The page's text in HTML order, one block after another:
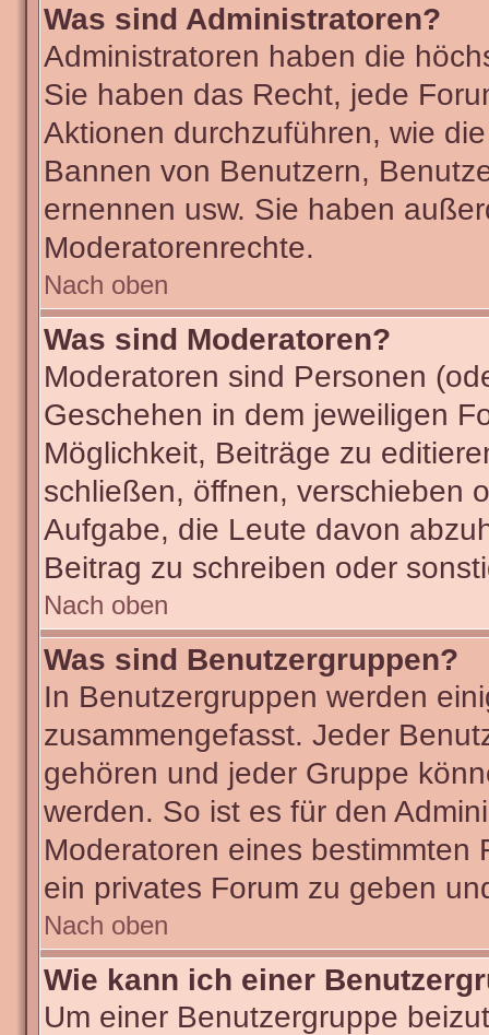
Was sind Administratoren?
Administratoren haben die
Sie haben das Recht, jede
Aktionen durchzuführen, wie
Bannen von Benutzern,
ernennen usw. Sie haben
Moderatorenrechte.
Nach oben
Was sind Moderatoren?
Moderatoren sind Personen
Geschehen in dem jeweiligen
Möglichkeit, Beiträge zu
schließen, öffnen, verschieben
Aufgabe, die Leute davon
Beitrag zu schreiben oder
Nach oben
Was sind Benutzergruppen?
In Benutzergruppen werden
zusammengefasst. Jeder
gehören und jeder Gruppe
werden. So ist es für den
Moderatoren eines bestimmten
ein privates Forum zu geben
Nach oben
Wie kann ich einer
Um einer Benutzergruppe